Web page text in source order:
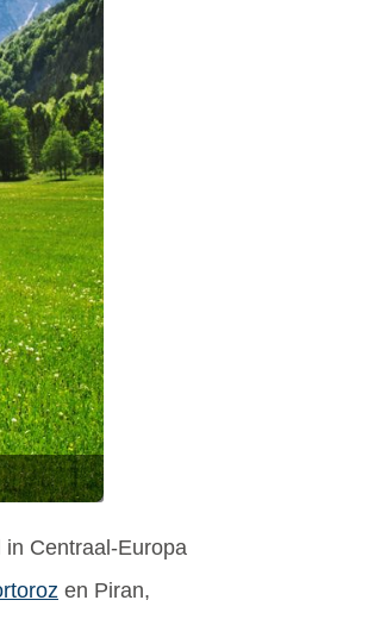
Centraal-Europa
en Piran,